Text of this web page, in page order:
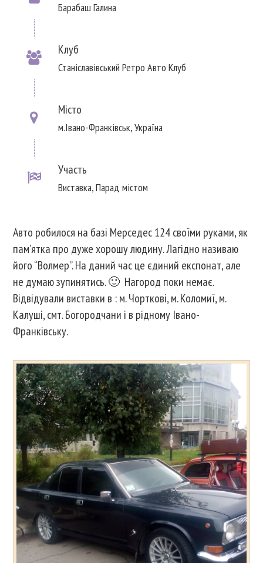
Барабаш Галина
Клуб
Станіславівський Ретро Авто Клуб
Місто
м.Івано-Франківськ, Україна
Участь
Виставка, Парад містом
Авто робилося на базі Мерседес 124 своїми руками, як
пам’ятка про дуже хорошу людину. Лагідно називаю
його “Волмер”. На даний час це єдиний експонат, але
не думаю зупинятись. 🙂 Нагород поки немає.
Відвідували виставки в : м. Чорткові, м. Коломиї, м.
Калуші, смт. Богородчани і в рідному Івано-
Франківську.